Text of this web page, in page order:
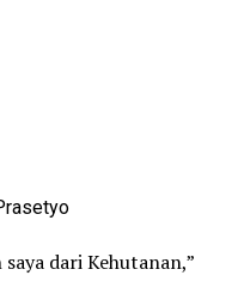
dari Kehutanan,”